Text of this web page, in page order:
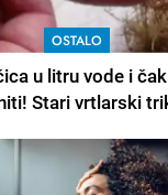
OSTALO
u litru vode i čak
Stari vrtlarski